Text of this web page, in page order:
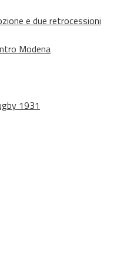
e due retrocessioni
Modena
1931